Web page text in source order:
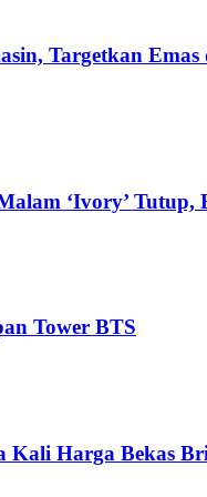
Targetkan
‘Ivory’ Tutup,
Tower BTS
Kali Harga Bekas